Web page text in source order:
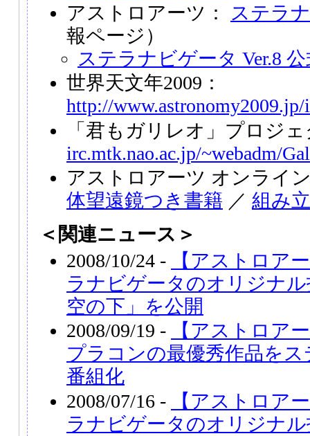
アストロアーツ：
ステラ
報ページ）
ステラナビゲータ Ver.8
世界天文年2009：
http://
「君もガリレオ」プロジ
irc.mtk.nao.ac.jp/~webadm/
アストロアーツ オンライ
体望遠鏡つき書籍 ／ 組み
＜関連ニュース＞
2008/10/24 -
【アストロア
ラナビゲータのオリジナ
空の下」を公開
2008/09/19 -
【アストロア
プラコンの最優秀作品を
番組化
2008/07/16 -
【アストロア
ラナビゲータのオリジナ